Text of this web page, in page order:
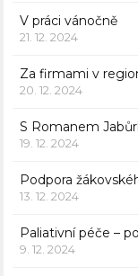
V práci vánočně
21. 12. 2024
Za firmami v
20. 12. 2024
S Romanem
19. 12. 2024
Podpora
13. 12. 2024
Paliativní péče –
9. 12. 2024